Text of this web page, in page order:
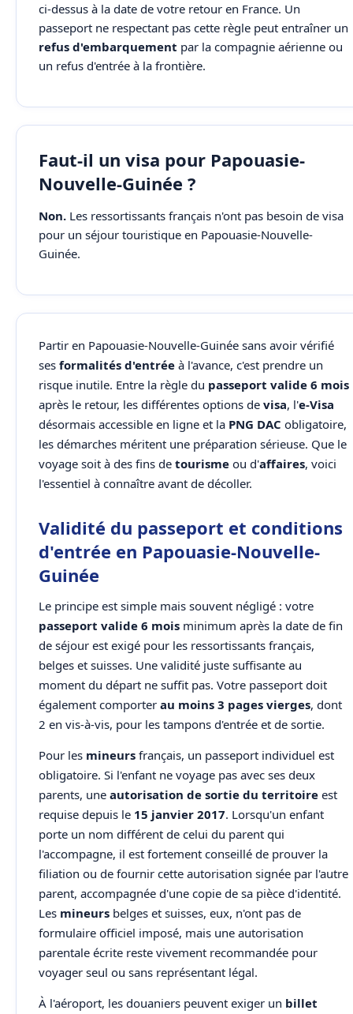
ci-dessus à la date de votre retour en France. Un
passeport ne respectant pas cette règle peut entraîner un
refus d'embarquement par la compagnie aérienne ou
un refus d'entrée à la frontière.
Faut-il un visa pour Papouasie-
Nouvelle-Guinée ?
Non. Les ressortissants français n'ont pas besoin de visa
pour un séjour touristique en Papouasie-Nouvelle-
Guinée.
Partir en Papouasie-Nouvelle-Guinée sans avoir vérifié
ses formalités d'entrée à l'avance, c'est prendre un
risque inutile. Entre la règle du passeport valide 6 mois
après le retour, les différentes options de visa, l'e-Visa
désormais accessible en ligne et la PNG DAC obligatoire,
les démarches méritent une préparation sérieuse. Que le
voyage soit à des fins de tourisme ou d'affaires, voici
l'essentiel à connaître avant de décoller.
Validité du passeport et conditions
d'entrée en Papouasie-Nouvelle-
Guinée
Le principe est simple mais souvent négligé : votre
passeport valide 6 mois minimum après la date de fin
de séjour est exigé pour les ressortissants français,
belges et suisses. Une validité juste suffisante au
moment du départ ne suffit pas. Votre passeport doit
également comporter au moins 3 pages vierges, dont
2 en vis-à-vis, pour les tampons d'entrée et de sortie.
Pour les mineurs français, un passeport individuel est
obligatoire. Si l'enfant ne voyage pas avec ses deux
parents, une autorisation de sortie du territoire est
requise depuis le 15 janvier 2017. Lorsqu'un enfant
porte un nom différent de celui du parent qui
l'accompagne, il est fortement conseillé de prouver la
filiation ou de fournir cette autorisation signée par l'autre
parent, accompagnée d'une copie de sa pièce d'identité.
Les mineurs belges et suisses, eux, n'ont pas de
formulaire officiel imposé, mais une autorisation
parentale écrite reste vivement recommandée pour
voyager seul ou sans représentant légal.
À l'aéroport, les douaniers peuvent exiger un billet